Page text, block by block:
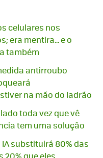
celulares nos
era mentira... e o
também
antirroubo
na mão do ladrão
toda vez que vê
tem uma solução
substituirá 80% das
20% que eles